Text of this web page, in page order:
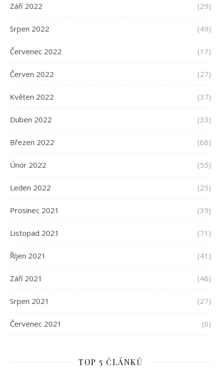
Září 2022 (29)
Srpen 2022 (49)
Červenec 2022 (17)
Červen 2022 (27)
Květen 2022 (37)
Duben 2022 (33)
Březen 2022 (68)
Únor 2022 (55)
Leden 2022 (25)
Prosinec 2021 (39)
Listopad 2021 (71)
Říjen 2021 (41)
Září 2021 (46)
Srpen 2021 (27)
Červenec 2021 (6)
TOP 5 ČLÁNKŮ